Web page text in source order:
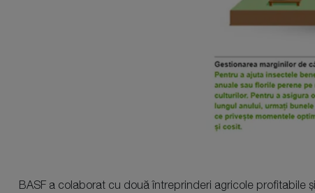
BASF a colaborat cu două întreprinderi agricole profitabile